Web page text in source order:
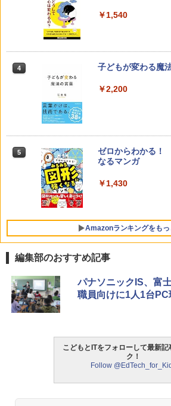
￥1,540
4 子どもが変わる魔
￥2,200
5
ゼロからわかる！
なるマンガ
￥1,430
Amazonランキングをもっ
Amazon Fire HD
ンチ) ピンク 対象
キッズコンテンツ
パイロット スイス
育
タッチペンで音が
1000 英語つき ([バ
中学英語をもう一
やすく。改訂版
ThinkFun ボード
メイズ」 配線回路
日本語説明書付 8
編集部のおすすめ記事
パナソニックIS、富
職員向けに1人1台PC
こどもとITをフォローして最新記
ク！
Follow